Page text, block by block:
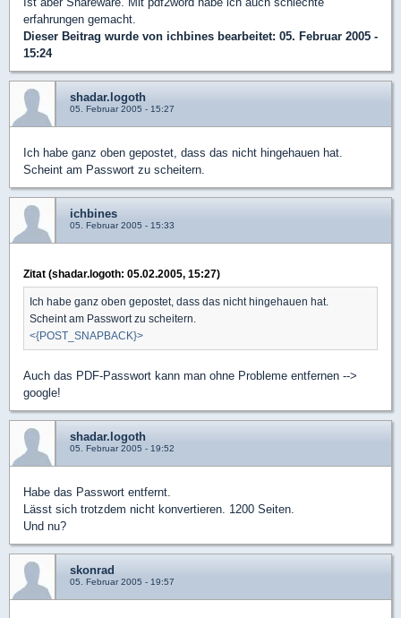
erfahrungen gemacht.
Dieser Beitrag wurde von ichbines bearbeitet: 05. Februar 2005 -
15:24
shadar.logoth
05. Februar 2005 - 15:27
Ich habe ganz oben gepostet, dass das nicht hingehauen hat.
Scheint am Passwort zu scheitern.
ichbines
05. Februar 2005 - 15:33
Zitat (shadar.logoth: 05.02.2005, 15:27)
Ich habe ganz oben gepostet, dass das nicht hingehauen hat.
Scheint am Passwort zu scheitern.
<{POST_SNAPBACK}>
Auch das PDF-Passwort kann man ohne Probleme entfernen -->
google!
shadar.logoth
05. Februar 2005 - 19:52
Habe das Passwort entfernt.
Lässt sich trotzdem nicht konvertieren. 1200 Seiten.
Und nu?
skonrad
05. Februar 2005 - 19:57